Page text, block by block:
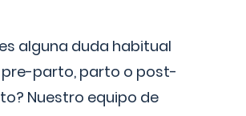
alguna duda habitual
parto, parto o post-
Nuestro equipo de